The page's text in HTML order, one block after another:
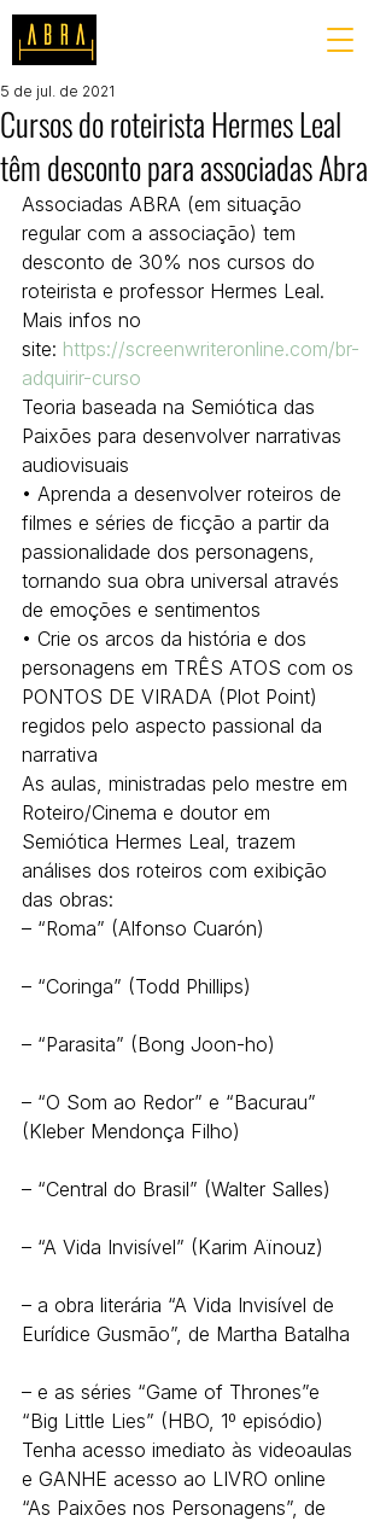
Cursos do roteirista Hermes Leal
têm desconto para associadas Abra
5 de jul. de 2021
Associadas ABRA (em situação
regular com a associação) tem
desconto de 30% nos cursos do
roteirista e professor Hermes Leal.
Mais infos no
site: https://screenwriteronline.com/br-
adquirir-curso
Teoria baseada na Semiótica das
Paixões para desenvolver narrativas
audiovisuais
• Aprenda a desenvolver roteiros de
filmes e séries de ficção a partir da
passionalidade dos personagens,
tornando sua obra universal através
de emoções e sentimentos
• Crie os arcos da história e dos
personagens em TRÊS ATOS com os
PONTOS DE VIRADA (Plot Point)
regidos pelo aspecto passional da
narrativa
As aulas, ministradas pelo mestre em
Roteiro/Cinema e doutor em
Semiótica Hermes Leal, trazem
análises dos roteiros com exibição
das obras:
– “Roma” (Alfonso Cuarón)
– “Coringa” (Todd Phillips)
– “Parasita” (Bong Joon-ho)
– “O Som ao Redor” e “Bacurau”
(Kleber Mendonça Filho)
– “Central do Brasil” (Walter Salles)
– “A Vida Invisível” (Karim Aïnouz)
– a obra literária “A Vida Invisível de
Eurídice Gusmão”, de Martha Batalha
– e as séries “Game of Thrones”e
“Big Little Lies” (HBO, 1º episódio)
Tenha acesso imediato às videoaulas
e GANHE acesso ao LIVRO online
“As Paixões nos Personagens”, de